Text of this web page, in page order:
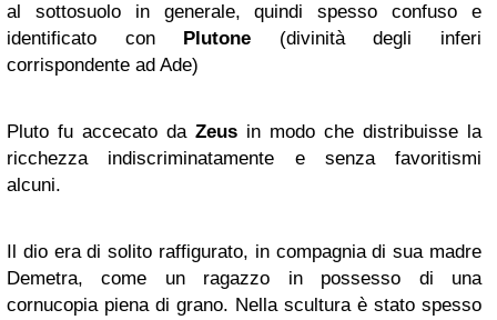
al sottosuolo in generale, quindi spesso confuso e
identificato con
Plutone (divinità degli inferi
corrispondente ad Ade)
Pluto fu accecato da Zeus in modo che distribuisse la
ricchezza indiscriminatamente e senza favoritismi
alcuni.
Il dio era di solito raffigurato, in compagnia di sua madre
Demetra, come un ragazzo in possesso di una
cornucopia piena di grano. Nella scultura è stato spesso